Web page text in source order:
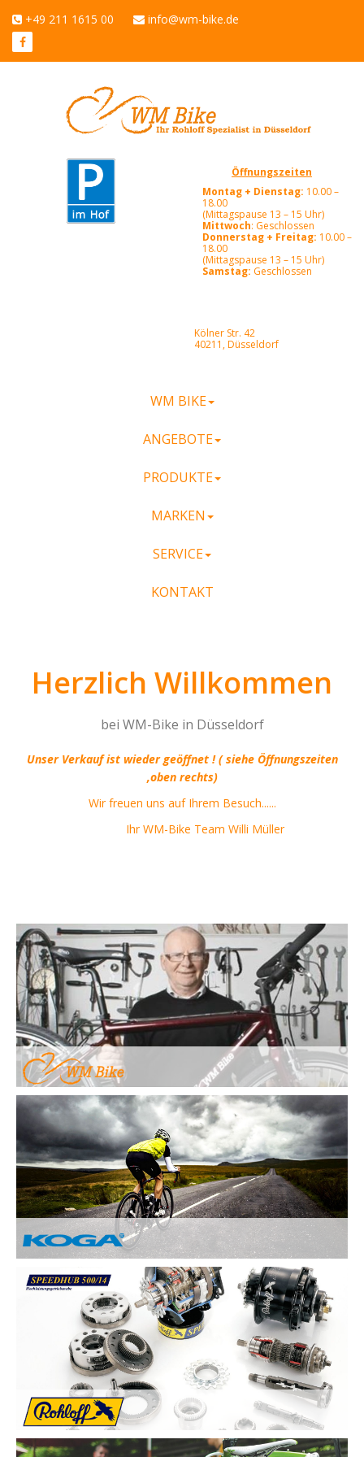
+49 211 1615 00 info@wm-bike.de
Öffnungszeiten
Montag + Dienstag: 10.00 –
18.00
(Mittagspause 13 – 15 Uhr)
Mittwoch: Geschlossen
Donnerstag + Freitag: 10.00 –
18.00
(Mittagspause 13 – 15 Uhr)
Samstag: Geschlossen
Kölner Str. 42
40211, Düsseldorf
WM BIKE
ANGEBOTE
PRODUKTE
MARKEN
SERVICE
KONTAKT
Herzlich Willkommen
bei WM-Bike in Düsseldorf
Unser Verkauf ist wieder geöffnet ! ( siehe Öffnungszeiten
,oben rechts)
Wir freuen uns auf Ihrem Besuch......
Ihr WM-Bike Team Willi Müller
Nach Ihren Vorstellungen fertigen wir individuelle und
einzigartige Räder und sind erst zufrieden, wenn Sie zufrieden
sind. Deswegen legen wir besonderen Wert auf:
Kundenzufriedenheit durch Individuelle
Kundenberatung
Sicherheit und Fahrkomfort durch hochwertige
Komponenten
...
Von Hand gebaute Perfektion.
Alle KOGA Fahrräder werden von Hand in Holland gefertigt
und bestechen durch tolles Design. KOGA bietet eine breite
Auswahl an qualitativ Hochwertigen Elektrorädern, City-Bikes,
Trekking- und Reiserädern, Mountainbikes und Rennrädern.
Die Rohloff SPEEDHUB 500/14 wurde für Profis und